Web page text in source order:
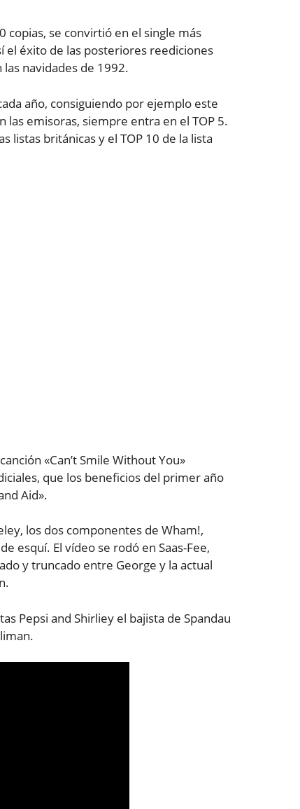
copias, se convirtió en el single más
el éxito de las posteriores reediciones
navidades de 1992.
año, consiguiendo por ejemplo este
las emisoras, siempre entra en el TOP 5.
listas británicas y el TOP 10 de la lista
«Can’t Smile Without You»
que los beneficios del primer año
Aid».
los dos componentes de Wham!,
esquí. El vídeo se rodó en Saas-Fee,
y truncado entre George y la actual
Pepsi and Shirliey el bajista de Spandau